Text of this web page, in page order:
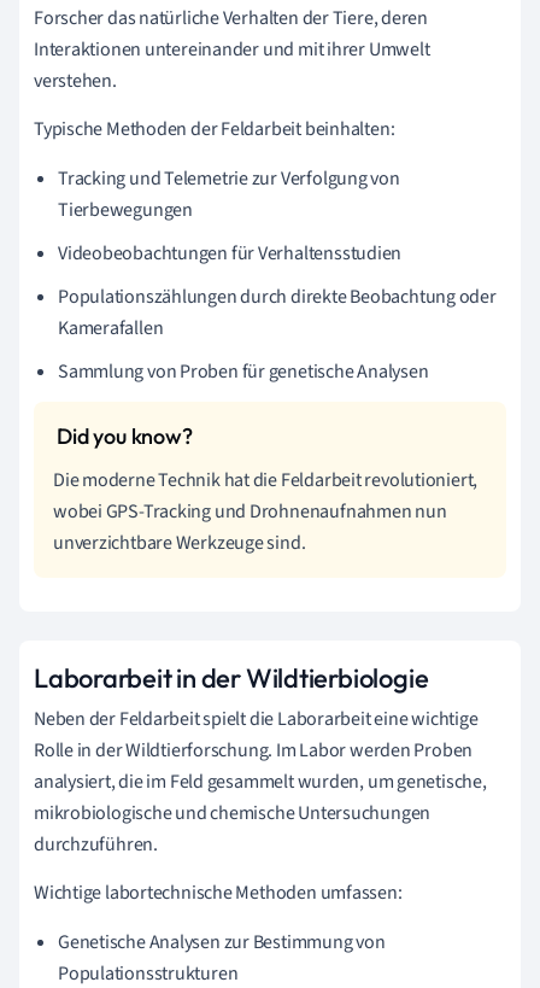
Forscher das natürliche Verhalten der Tiere, deren
Interaktionen untereinander und mit ihrer Umwelt
verstehen.
Typische Methoden der Feldarbeit beinhalten:
Tracking und Telemetrie zur Verfolgung von
Tierbewegungen
Videobeobachtungen für Verhaltensstudien
Populationszählungen durch direkte Beobachtung oder
Kamerafallen
Sammlung von Proben für genetische Analysen
Die moderne Technik hat die Feldarbeit revolutioniert,
wobei GPS-Tracking und Drohnenaufnahmen nun
unverzichtbare Werkzeuge sind.
Laborarbeit in der Wildtierbiologie
Neben der Feldarbeit spielt die Laborarbeit eine wichtige
Rolle in der Wildtierforschung. Im Labor werden Proben
analysiert, die im Feld gesammelt wurden, um genetische,
mikrobiologische und chemische Untersuchungen
durchzuführen.
Wichtige labortechnische Methoden umfassen:
Genetische Analysen zur Bestimmung von
Populationsstrukturen